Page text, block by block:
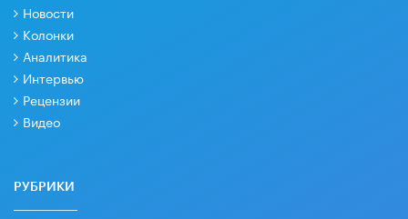
Новости
Колонки
Аналитика
Интервью
Рецензии
Видео
РУБРИКИ